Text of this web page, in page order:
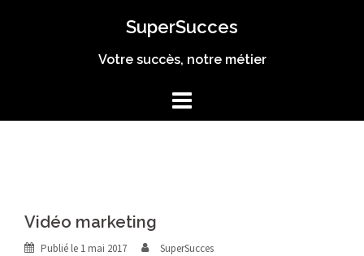
SuperSucces
Votre succès, notre métier
Vidéo marketing
Publié le 1 mai 2017
SuperSucces